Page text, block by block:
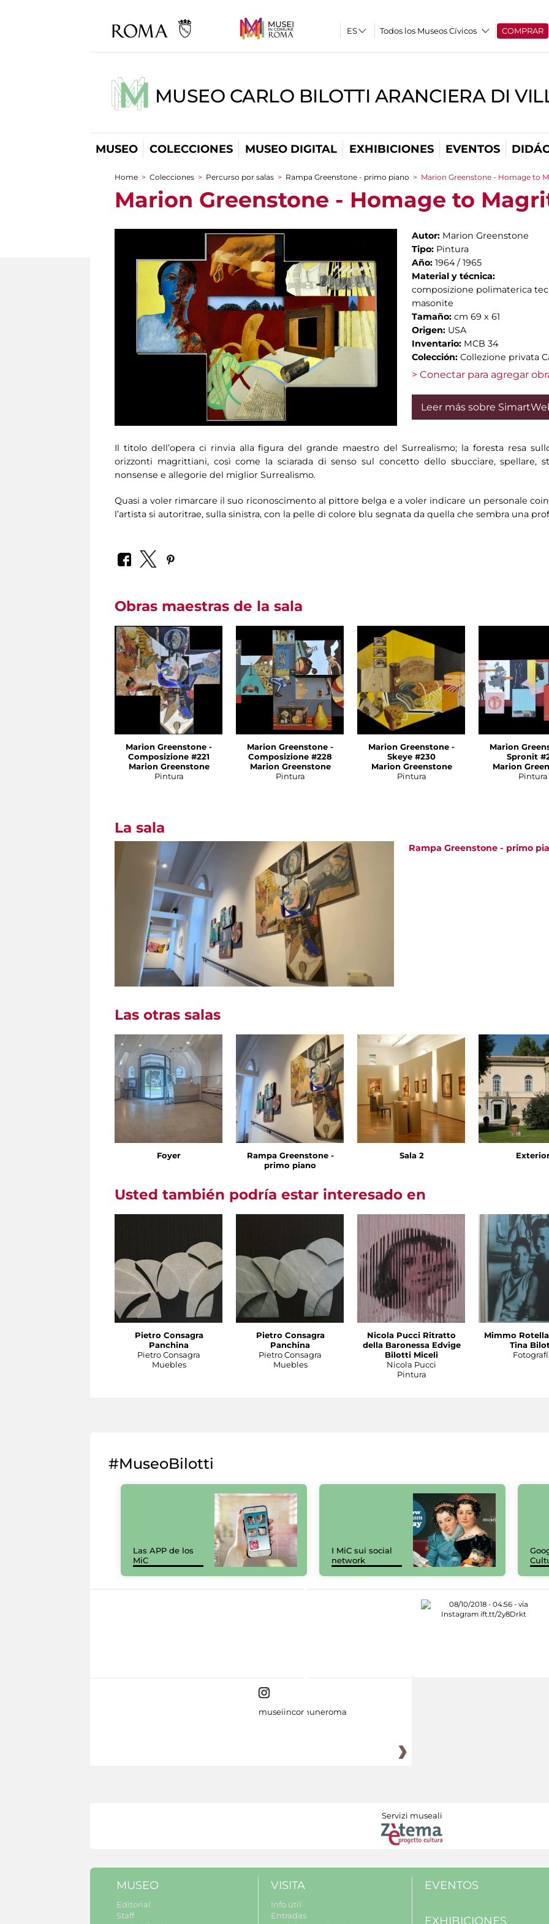
Todos los Museos Cívicos COMPRAR
MUSEO CARLO BILOTTI ARANCIERA DI
MUSEO COLECCIONES MUSEO DIGITAL EXHIBICIONES EVENTOS
You are here
Home > Colecciones > Percurso por salas > Rampa Greenstone - primo piano > Marion Greenstone - Homage to
Marion Greenstone - Homage to
Autor: Marion Greenstone
Tipo: Pintura
Año: 1964 / 1965
Material y técnica:
composizione polimaterica
masonite
Tamaño: cm 69 x 61
Origen: USA
Inventario: MCB 34
Colección: Collezione privata
> Conectar para agregar
Leer más sobre
Il titolo dell’opera ci rinvia alla figura del grande maestro del Surrealismo; la foresta resa
orizzonti magrittiani, così come la sciarada di senso sul concetto dello sbucciare, spellare,
nonsense e allegorie del miglior Surrealismo.
Quasi a voler rimarcare il suo riconoscimento al pittore belga e a voler indicare un personale
l’artista si autoritrae, sulla sinistra, con la pelle di colore blu segnata da quella che sembra una
Obras maestras de la sala
Marion Greenstone -
Composizione #221
Marion Greenstone
Pintura
Marion Greenstone -
Composizione #228
Marion Greenstone
Pintura
Marion Greenstone -
Skeye #230
Marion Greenstone
Pintura
Marion
Spronit
Marion
Pintura
La sala
Rampa Greenstone - primo
Las otras salas
Foyer
Rampa Greenstone -
primo piano
Sala 2
Usted también podría estar interesado en
Pietro Consagra
Panchina
Pietro Consagra
Muebles
Pietro Consagra
Panchina
Pietro Consagra
Muebles
Nicola Pucci Ritratto
della Baronessa Edvige
Bilotti Miceli
Nicola Pucci
Pintura
Mimmo
Tina
#MuseoBilotti
Las APP de los
MiC
I MiC sui social
network
museiincomuneroma
Servizi museali
MUSEO
Editorial
Staff
VISITA
Info útil
Entradas
EVENTOS
EXHIBICIONES